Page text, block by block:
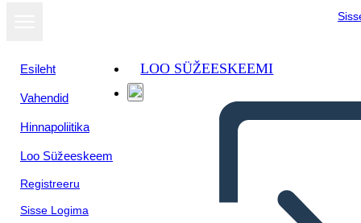
Esileht
Vahendid
Hinnapoliitika
Loo Süžeeskeem
Registreeru
Sisse Logima
LOO SÜŽEESKEEMI
Kuva
slaidiseansina